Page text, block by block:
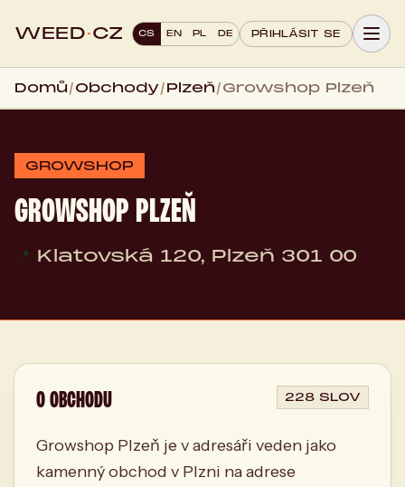
WEED·CZ CS EN PL DE PŘIHLÁSIT SE
Domů/Obchody/Plzeň/Growshop Plzeň
GROWSHOP
GROWSHOP PLZEŇ
📍 Klatovská 120, Plzeň 301 00
O OBCHODU 228 SLOV
Growshop Plzeň je v adresáři veden jako
kamenný obchod v Plzni na adrese